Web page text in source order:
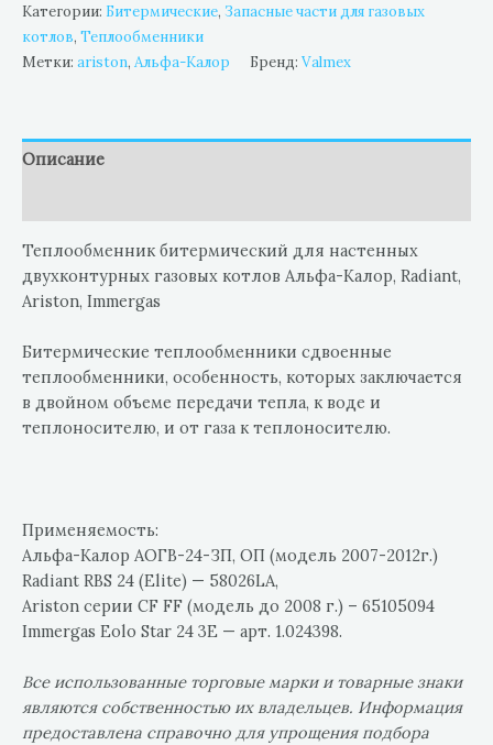
Категории: Битермические, Запасные части для газовых
котлов, Теплообменники
Метки: ariston, Альфа-Калор Бренд: Valmex
Описание
Теплообменник битермический для настенных
двухконтурных газовых котлов Альфа-Калор, Radiant,
Ariston, Immergas
Битермические теплообменники сдвоенные
теплообменники, особенность, которых заключается
в двойном объеме передачи тепла, к воде и
теплоносителю, и от газа к теплоносителю.
Применяемость:
Альфа-Калор АОГВ-24-ЗП, ОП (модель 2007-2012г.)
Radiant RBS 24 (Elite) — 58026LA,
Ariston серии CF FF (модель до 2008 г.) – 65105094
Immergas Eolo Star 24 3E — арт. 1.024398.
Все использованные торговые марки и товарные знаки
являются собственностью их владельцев. Информация
предоставлена справочно для упрощения подбора